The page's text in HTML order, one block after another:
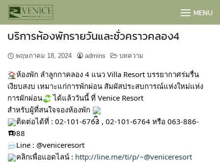
Skip
content
MENU
บริการห้องพักรายวันและชั่วคราวคลอง4
พฤษภาคม 18, 2024 admins บทความ
ห้องพัก ลำลูกกาคลอง 4 แนว Villa Resort บรรยากาศร่มรื่น
เงียบสงบ เหมาะแก่การพักผ่อน สัมผัสประสบการณ์แห่งใหม่แห่ง
การผักผ่อน
ได้แล้ววันนี้ ที่ Venice Resort
สำหรับผู้ที่สนใจจองห้องพัก
ติดต่อได้ที่ : 02-101-6763 , 02-101-6764 หรือ 063-886-
1988
Line : @veniceresort
คลิกเพื่อแอดไลน์ : http://line.me/ti/p/~@veniceresort